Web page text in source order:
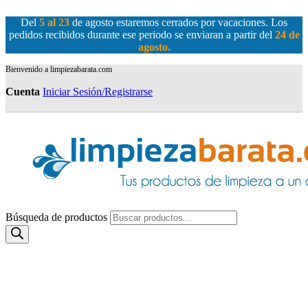
Del 5 al 23 de agosto estaremos cerrados por vacaciones. Los
pedidos recibidos durante ese periodo se enviaran a partir del 24 de
agosto.
Bienvenido a limpiezabarata.com
Cuenta Iniciar Sesión/Registrarse
Búsqueda de productos